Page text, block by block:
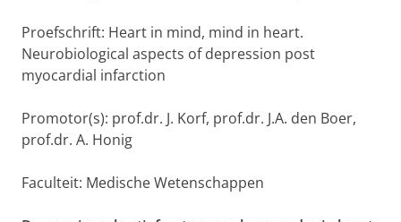
Proefschrift: Heart in mind, mind in heart.
Neurobiological aspects of depression post
myocardial infarction
Promotor(s): prof.dr. J. Korf, prof.dr. J.A. den Boer,
prof.dr. A. Honig
Faculteit: Medische Wetenschappen